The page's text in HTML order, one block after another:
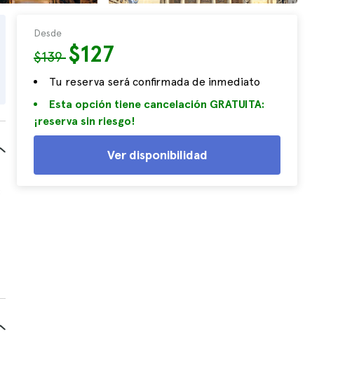
Desde
$139$127
Tu reserva será confirmada de inmediato
Esta opción tiene cancelación GRATUITA:
¡reserva sin riesgo!
Ver disponibilidad